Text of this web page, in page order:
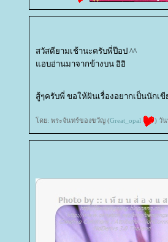
สวัสดียามเช้านะครับพี่ป๊อป ^^
อบอ่านมาจากข้างบน อิอิ
สู้ๆครับพี่ ขอให้ฝันเรื่องอยากเป็นนักเขี
ดย: พระจันทร์ของขวัญ (Great_opal ) วัน